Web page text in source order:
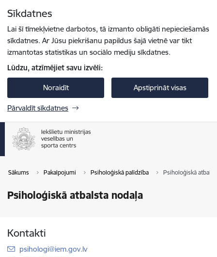
Sīkdatnes
Lai šī tīmekļvietne darbotos, tā izmanto obligāti nepieciešamās
sīkdatnes. Ar Jūsu piekrišanu papildus šajā vietnē var tikt
izmantotas statistikas un sociālo mediju sīkdatnes.
Lūdzu, atzīmējiet savu izvēli:
Noraidīt Apstiprināt visas
Pārvaldīt sīkdatnes
Sākums Pakalpojumi Psiholoģiskā palīdzība Psiholoģiskā
Psiholoģiskā atbalsta nodaļa
Kontakti
E-pasts:
psihologi@iem.gov.lv